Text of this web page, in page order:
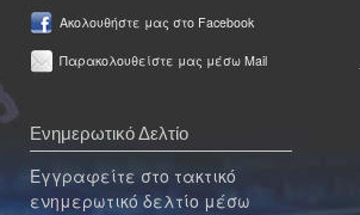
Ακολουθήστε μας στο Facebook
Παρακολουθείστε μας μέσω Mail
Ενημερωτικό Δελτίο
Εγγραφείτε στο τακτικό
ενημερωτικό δελτίο μέσω